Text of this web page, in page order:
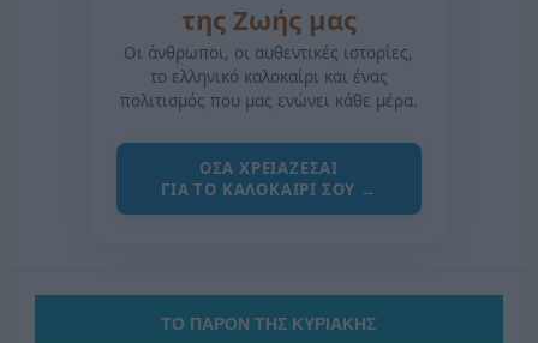
της Ζωής μας
Οι άνθρωποι, οι αυθεντικές ιστορίες,
το ελληνικό καλοκαίρι και ένας
πολιτισμός που μας ενώνει κάθε μέρα.
ΟΣΑ ΧΡΕΙΑΖΕΣΑΙ
ΓΙΑ ΤΟ ΚΑΛΟΚΑΙΡΙ ΣΟΥ →
ΤΟ ΠΑΡΟΝ ΤΗΣ ΚΥΡΙΑΚΗΣ